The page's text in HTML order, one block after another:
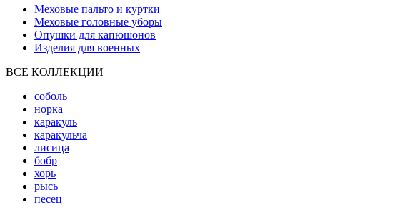
Меховые пальто и куртки
Меховые головные уборы
Опушки для капюшонов
Изделия для военных
ВСЕ КОЛЛЕКЦИИ
соболь
норка
каракуль
каракульча
лисица
бобр
хорь
рысь
песец